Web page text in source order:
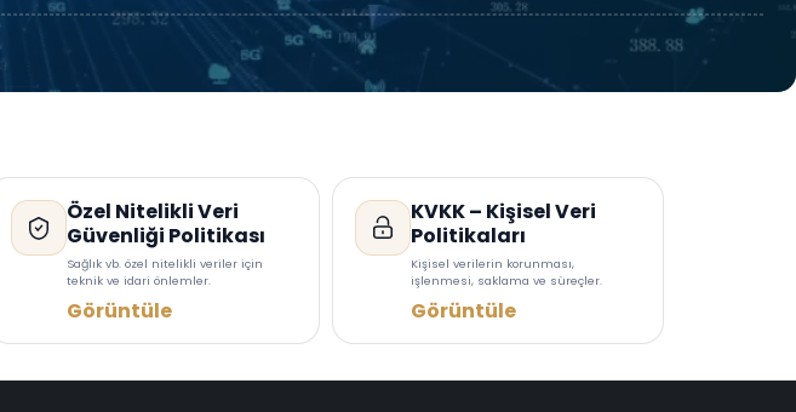
Özel Nitelikli Veri
Güvenliği Politikası
Sağlık vb. özel nitelikli veriler için
teknik ve idari önlemler.
Görüntüle
KVKK – Kişisel Veri
Politikaları
Kişisel verilerin korunması,
işlenmesi, saklama ve süreçler.
Görüntüle